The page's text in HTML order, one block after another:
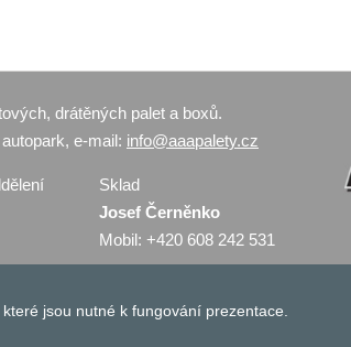
drátěných palet a boxů.
e-mail: info@aaapalety.cz
Sklad
Josef Černěnko
Mobil: +420 608 242 531
, které jsou nutné k fungování prezentace.